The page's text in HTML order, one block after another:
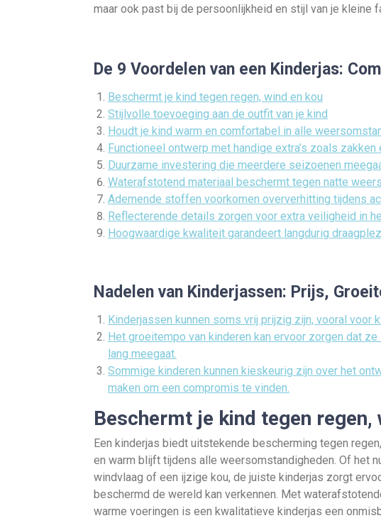
maar ook past bij de persoonlijkheid en stijl van je kleine
De 9 Voordelen van een Kinderjas:
Beschermt je kind tegen regen, wind en kou
Stijlvolle toevoeging aan de outfit van je kind
Houdt je kind warm en comfortabel in alle
Functioneel ontwerp met handige extra’s zoals zakken
Duurzame investering die meerdere seizoenen
Waterafstotend materiaal beschermt tegen natte
Ademende stoffen voorkomen oververhitting tijdens
Reflecterende details zorgen voor extra veiligheid in
Hoogwaardige kwaliteit garandeert langdurig
Nadelen van Kinderjassen: Prijs,
Kinderjassen kunnen soms vrij prijzig zijn, vooral voor
Het groeitempo van kinderen kan ervoor zorgen dat
lang meegaat.
Sommige kinderen kunnen kieskeurig zijn over het
maken om een compromis te vinden.
Beschermt je kind tegen regen,
Een kinderjas biedt uitstekende bescherming tegen
en warm blijft tijdens alle weersomstandigheden. Of het
windvlaag of een ijzige kou, de juiste kinderjas zorgt
beschermd de wereld kan verkennen. Met
warme voeringen is een kwalitatieve kinderjas een